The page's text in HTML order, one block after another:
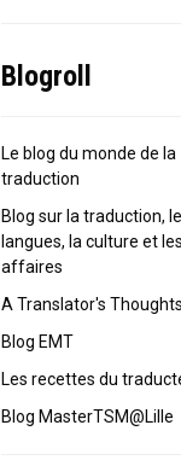
Blogroll
Le blog du monde de la
traduction
Blog sur la traduction,
langues, la culture et les
affaires
A Translator's Thoughts
Blog EMT
Les recettes du
Blog MasterTSM@Lille